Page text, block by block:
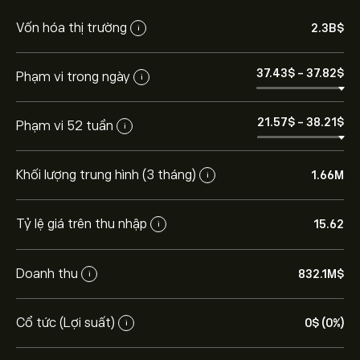
Vốn hóa thị trường i 2.3B‎$‎
Phạm vi trong ngày i 37.43‎$‎ - 37.82‎$‎
Phạm vi 52 tuần i 21.57‎$‎ - 38.21‎$‎
Khối lượng trung hình (3 tháng) i 1.66M
Tỷ lệ giá trên thu nhập i 15.62
Doanh thu i 832.1M‎$‎
Cổ tức (Lợi suất) i 0‎$‎ (0%)
Giá RAMP hôm nay là 37.81‎$‎.